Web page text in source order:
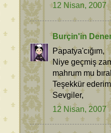
12 Nisan, 2007
Burçin'in
Papatya'cığım,
Niye geçmiş
mahrum mu
Teşekkür
Sevgiler,
12 Nisan, 2007